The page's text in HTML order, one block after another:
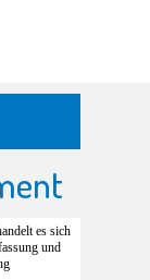
es sich
und